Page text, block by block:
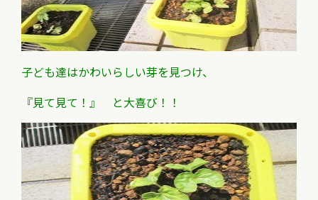
子ども達はかわいらしい芽を見つけ、
『見て見て！』 と大喜び！！